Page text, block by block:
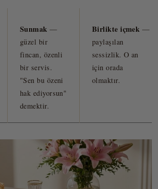
Sunmak —
güzel bir
fincan, özenli
bir servis.
"Sen bu özeni
hak ediyorsun"
demektir.
Birlikte içmek —
paylaşılan
sessizlik. O an
için orada
olmaktır.